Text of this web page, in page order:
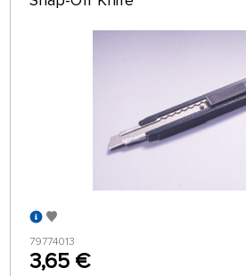
79774013
3,65 €